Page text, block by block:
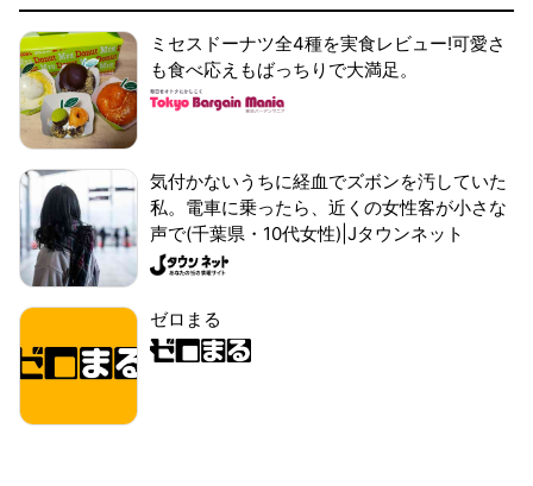
ミセスドーナツ全4種を実食レビュー!可愛さ
も食べ応えもばっちりで大満足。
気付かないうちに経血でズボンを汚していた
私。電車に乗ったら、近くの女性客が小さな
声で(千葉県・10代女性)|Jタウンネット
ゼロまる